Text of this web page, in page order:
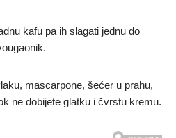
kafu pa ih slagati jednu do
mascarpone, šećer u prahu,
ne dobijete glatku i čvrstu kremu.